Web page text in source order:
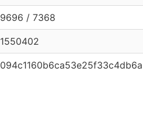
9696 / 7368
1550402